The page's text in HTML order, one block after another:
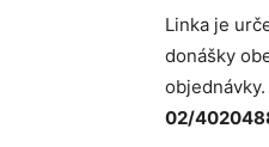
Linka je
donášky
02/